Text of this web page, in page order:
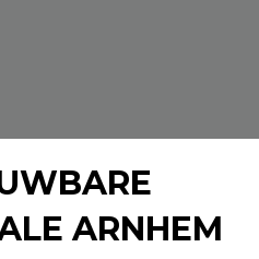
ARNHEM